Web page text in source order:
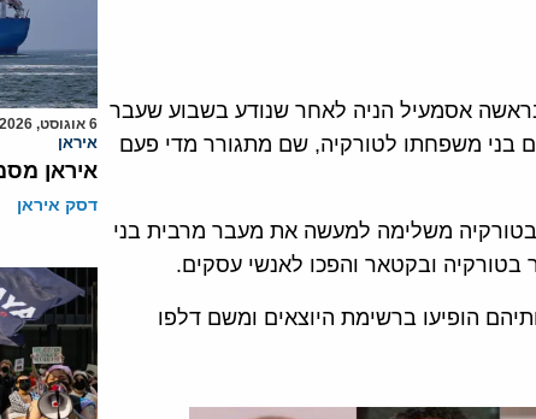
אסמעיל הניה לאחר שנודע בשבוע שעבר
בני משפחתו לטורקיה, שם מתגורר מדי פעם
משלימה למעשה את מעבר מרבית בני
בטורקיה ובקטאר והפכו לאנשי עסקים.
הופיעו ברשימת היוצאים ומשם דלפו
6 אוגוסט, 2026
איראן
איראן
דסק איראן